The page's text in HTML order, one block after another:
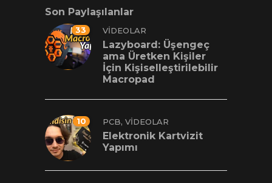
Son Paylaşılanlar
33 VIDEOLAR
Lazyboard: Üşengeç
ama Üretken Kişiler
İçin Kişiselleştirilebilir
Macropad
10 PCB, VIDEOLAR
Elektronik Kartvizit
Yapımı